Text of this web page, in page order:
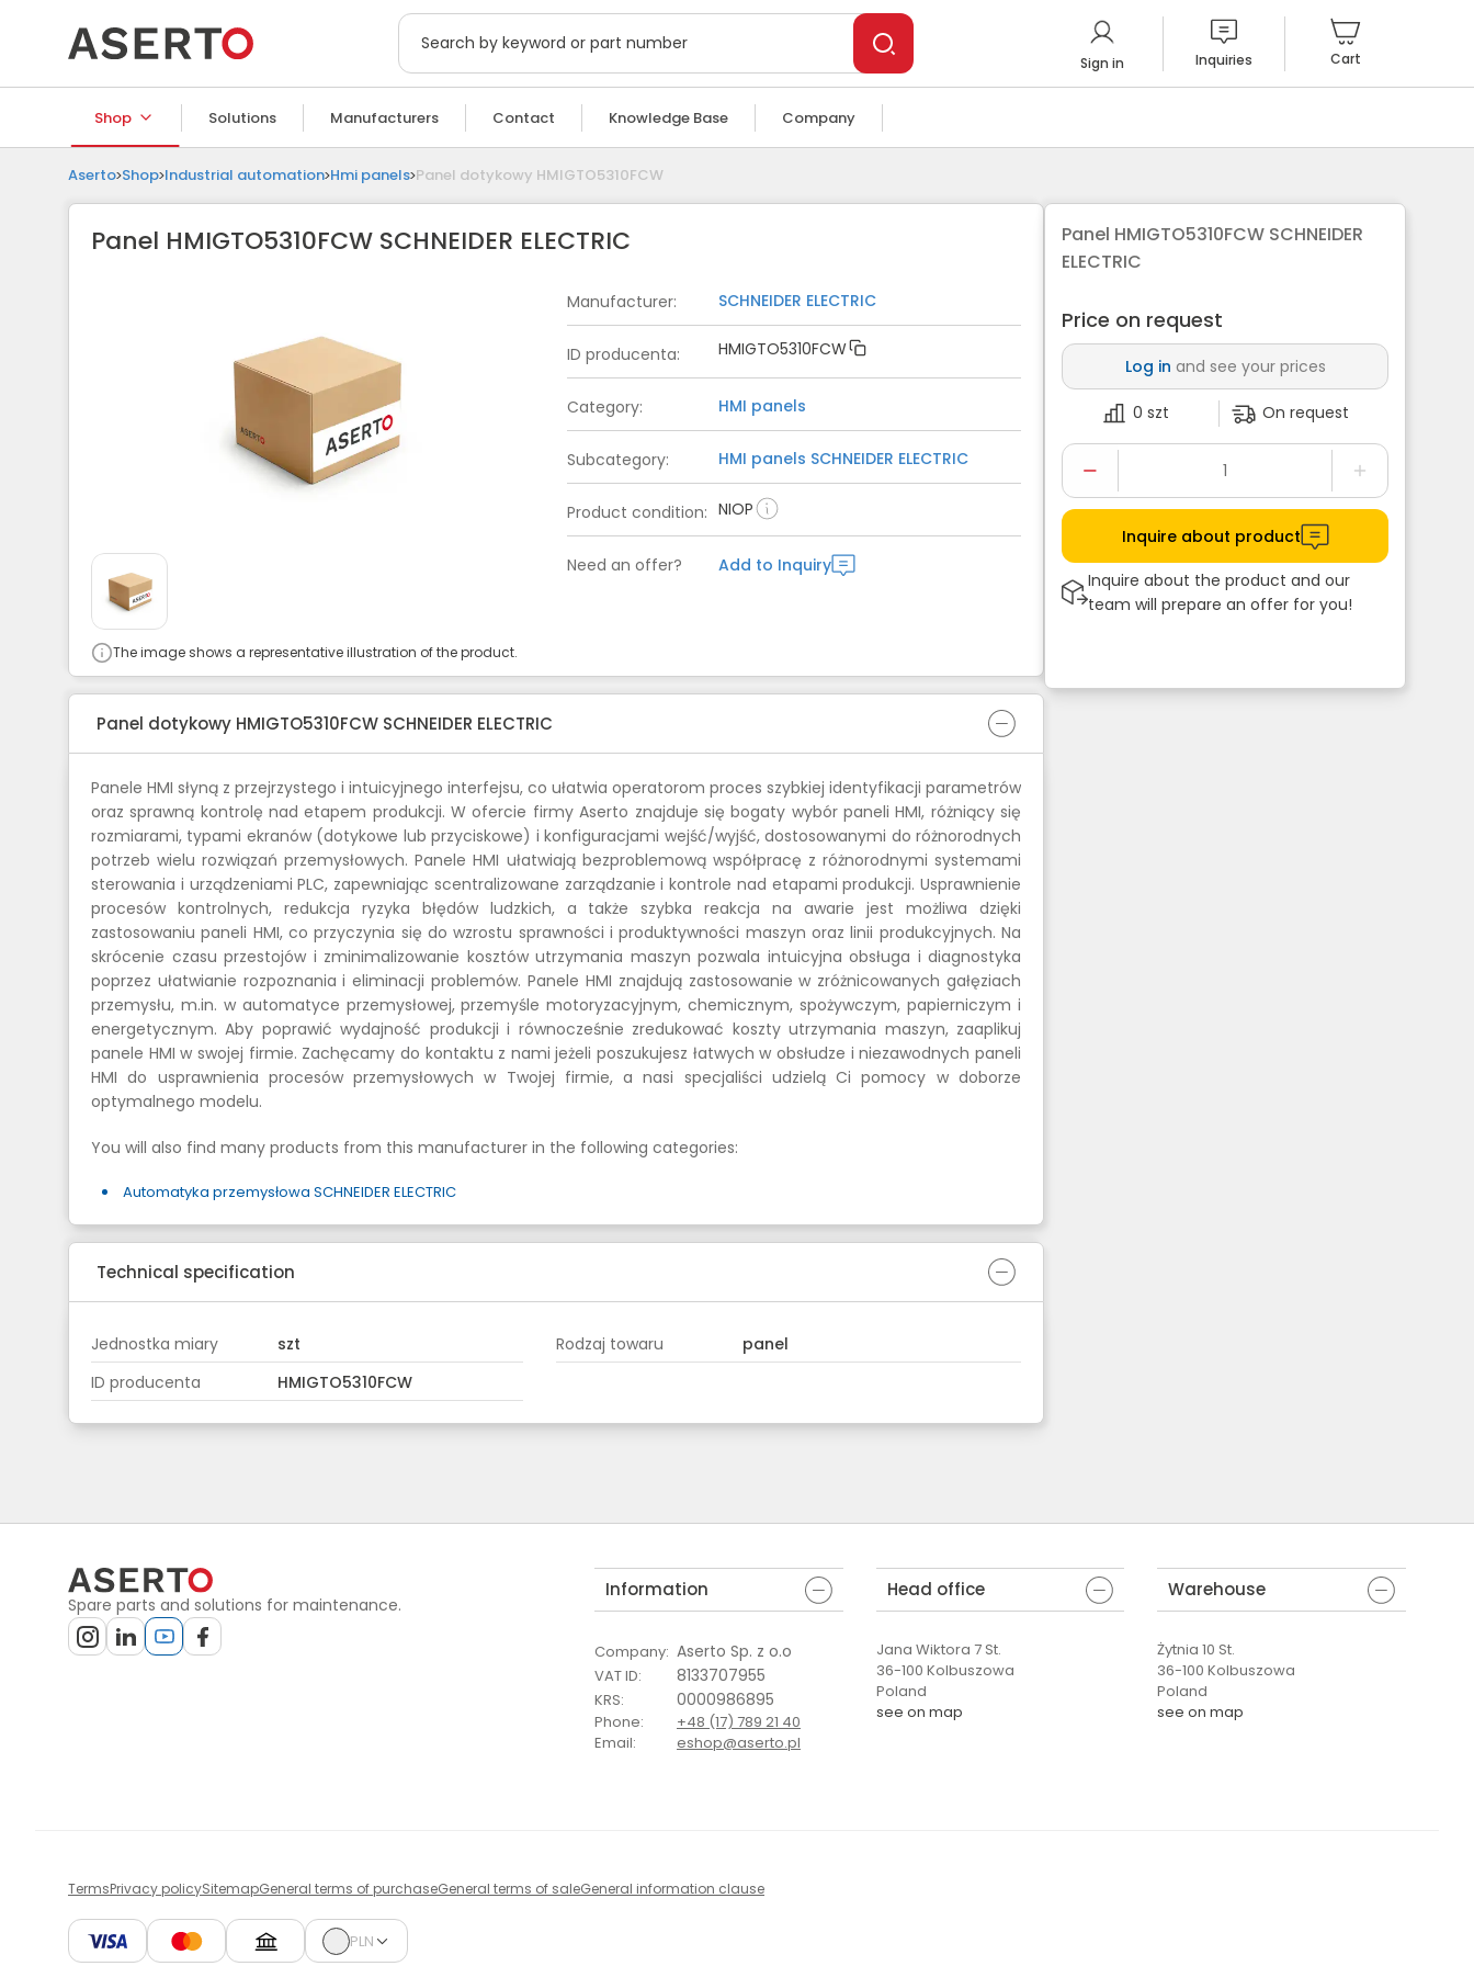
Sign in Inquiries Cart
Shop Solutions Manufacturers Contact Knowledge Base Company
Description
Aserto Shop Industrial automation Hmi panels Panel dotykowy HMIGTO5310FCW
Panel HMIGTO5310FCW SCHNEIDER ELECTRIC
The image shows a representative illustration of the product.
Manufacturer: SCHNEIDER ELECTRIC
ID producenta: HMIGTO5310FCW
Category: HMI panels
Subcategory: HMI panels SCHNEIDER ELECTRIC
Product condition: NIOP
Need an offer? Add to Inquiry
Panel dotykowy HMIGTO5310FCW SCHNEIDER ELECTRIC
Panele HMI słyną z przejrzystego i intuicyjnego interfejsu, co ułatwia operatorom proces szybkiej identyfikacji parametrów
oraz sprawną kontrolę nad etapem produkcji. W ofercie firmy Aserto znajduje się bogaty wybór paneli HMI, różniący się
rozmiarami, typami ekranów (dotykowe lub przyciskowe) i konfiguracjami wejść/wyjść, dostosowanymi do różnorodnych
potrzeb wielu rozwiązań przemysłowych. Panele HMI ułatwiają bezproblemową współpracę z różnorodnymi systemami
sterowania i urządzeniami PLC, zapewniając scentralizowane zarządzanie i kontrole nad etapami produkcji. Usprawnienie
procesów kontrolnych, redukcja ryzyka błędów ludzkich, a także szybka reakcja na awarie jest możliwa dzięki
zastosowaniu paneli HMI, co przyczynia się do wzrostu sprawności i produktywności maszyn oraz linii produkcyjnych. Na
skrócenie czasu przestojów i zminimalizowanie kosztów utrzymania maszyn pozwala intuicyjna obsługa i diagnostyka
poprzez ułatwianie rozpoznania i eliminacji problemów. Panele HMI znajdują zastosowanie w zróżnicowanych gałęziach
przemysłu, m.in. w automatyce przemysłowej, przemyśle motoryzacyjnym, chemicznym, spożywczym, papierniczym i
energetycznym. Aby poprawić wydajność produkcji i równocześnie zredukować koszty utrzymania maszyn, zaaplikuj
panele HMI w swojej firmie. Zachęcamy do kontaktu z nami jeżeli poszukujesz łatwych w obsłudze i niezawodnych paneli
HMI do usprawnienia procesów przemysłowych w Twojej firmie, a nasi specjaliści udzielą Ci pomocy w doborze
optymalnego modelu.
You will also find many products from this manufacturer in the following categories:
Automatyka przemysłowa SCHNEIDER ELECTRIC
Technical specification
Jednostka miary szt Rodzaj towaru
panel
ID producenta
HMIGTO5310FCW
Panel HMIGTO5310FCW SCHNEIDER
ELECTRIC
Price on request
Log in and see your prices
0 szt On request
Inquire about product
Inquire about the product and our
team will prepare an offer for you!
Spare parts and solutions for maintenance.
Information
Company: Aserto Sp. z o.o
VAT ID: 8133707955
KRS: 0000986895
Phone:
+48 (17) 789 21 40
Email: eshop@aserto.pl
Head office
Jana Wiktora 7 St.
36-100 Kolbuszowa
Poland
see on map
Warehouse
Żytnia 10 St.
36-100 Kolbuszowa
Poland
see on map
TermsPrivacy policySitemapGeneral terms of purchaseGeneral terms of saleGeneral information clause
PLN